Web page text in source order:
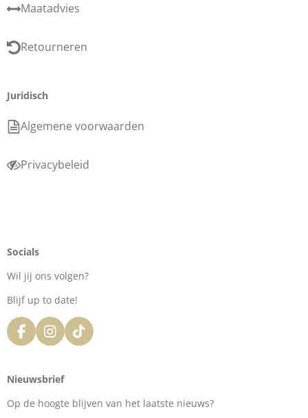
Maatadvies
Retourneren
Juridisch
Algemene voorwaarden
Privacybeleid
Socials
Wil jij ons volgen?
Blijf up to date!
F
a
e
o
I
n
t
g
T
i
k
Nieuwsbrief
Op de hoogte blijven van het laatste nieuws?